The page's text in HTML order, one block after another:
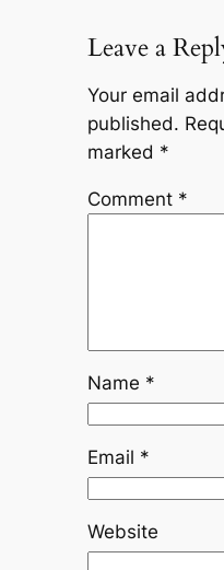
Leave a
Your email
published.
marked *
Comment *
Name *
Email *
Website